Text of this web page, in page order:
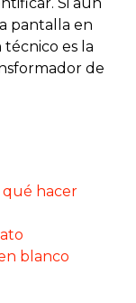
pantalla en
es la
de
hacer
blanco